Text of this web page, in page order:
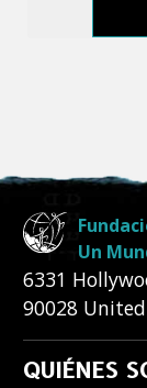
Un
6331
90028
QUIÉNES